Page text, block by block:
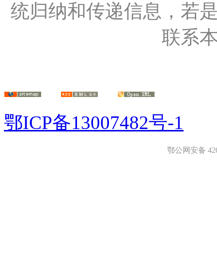
统归纳和传递信息，若
联系
鄂ICP备13007482号-1
鄂公网安备